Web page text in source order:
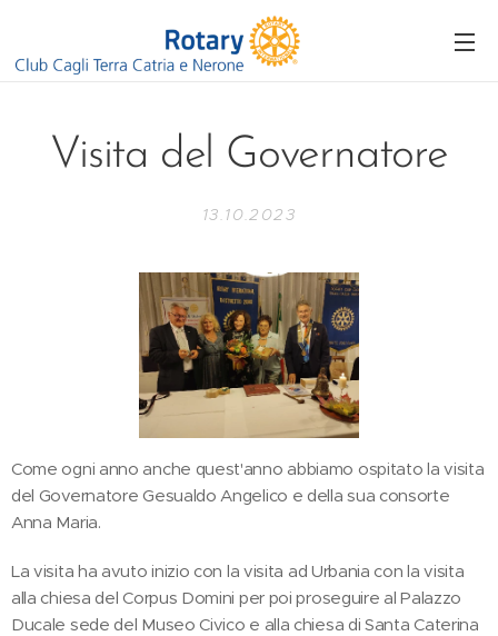
Visita del Governatore
13.10.2023
Come ogni anno anche quest'anno abbiamo ospitato la visita
del Governatore Gesualdo Angelico e della sua consorte
Anna Maria.
La visita ha avuto inizio con la visita ad Urbania con la visita
alla chiesa del Corpus Domini per poi proseguire al Palazzo
Ducale sede del Museo Civico e alla chiesa di Santa Caterina